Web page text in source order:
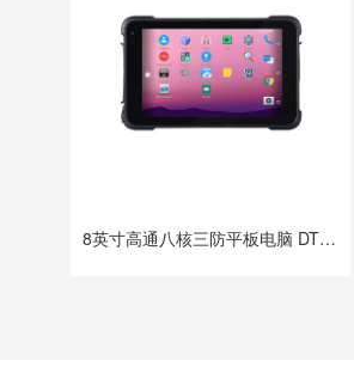
8英寸高通八核三防平板电脑 DTZ-Q0880E